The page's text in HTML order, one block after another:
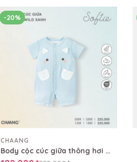
-20%
CHAANG
Body cộc cúc giữa thông hơi Wild